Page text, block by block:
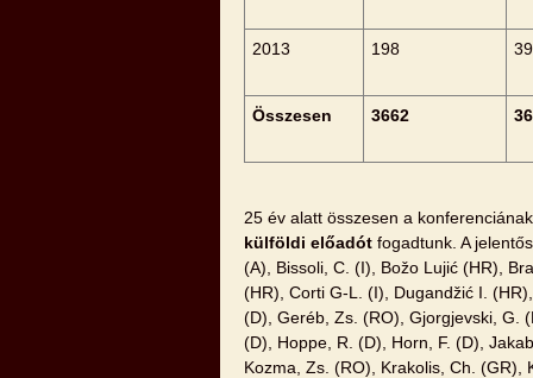
2013 198 39
Összesen 3662
25 év alatt összesen a
külföldi előadót fogadtunk. A
(A), Bissoli, C. (I), Božo Lujić (HR),
(HR), Corti G-L. (I), Dugandžić I.
(D), Geréb, Zs. (RO), Gjorgjevski, G.
(D), Hoppe, R. (D), Horn, F. (D),
Kozma, Zs. (RO), Krakolis, Ch. (GR),